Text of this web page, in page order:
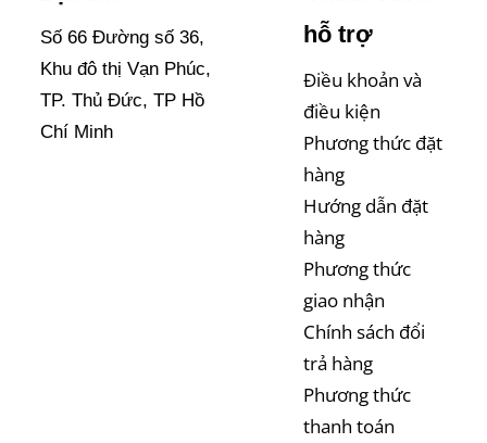
Số 66 Đường số 36,
Khu đô thị Vạn Phúc,
TP. Thủ Đức, TP Hồ
Chí Minh
hỗ trợ
Điều khoản và
điều kiện
Phương thức đặt
hàng
Hướng dẫn đặt
hàng
Phương thức
giao nhận
Chính sách đổi
trả hàng
Phương thức
thanh toán